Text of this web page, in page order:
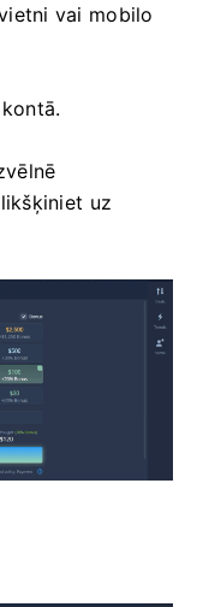
vai mobilo
uz